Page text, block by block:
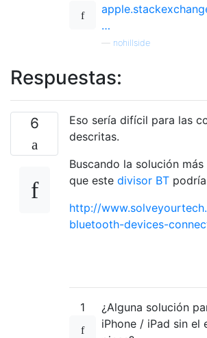
…
nohillside
Respuestas:
6
Eso sería difícil para las
descritas.
Buscando la solución
que este divisor BT
http://
bluetooth-devices-
1
¿Alguna solución
iPhone / iPad sin el